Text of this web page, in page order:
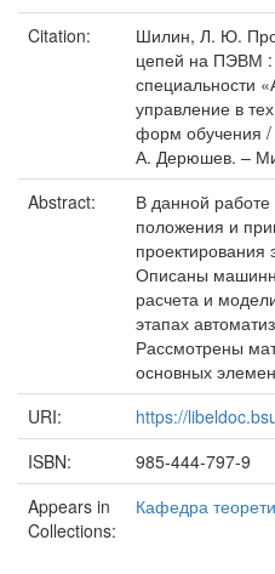
Citation:
Шилин, Л. Ю.
цепей на ПЭВМ :
специальности
управление в
форм обучения
А. Дерюшев. –
Abstract:
В данной
положения и
проектирования
Описаны
расчета и
этапах
Рассмотрены
основных
URI:
https://
ISBN:
985-444-797-9
Appears in
Collections:
Кафедра